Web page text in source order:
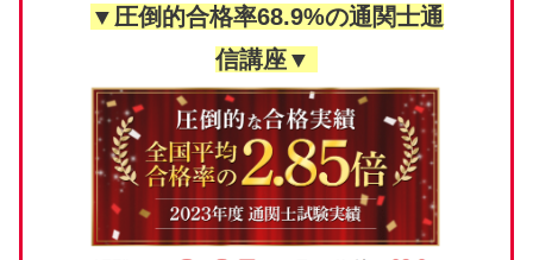
▼圧倒的合格率68.9%の通関士通
信講座▼